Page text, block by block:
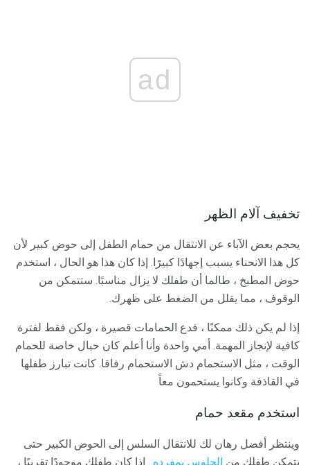
ad
تخفيف آلام الظهر
يحجم بعض الآباء عن الانتقال من حمام الطفل إلى حوض كبير لأن
كل هذا الانحناء يسبب إجهادًا كبيرًا. إذا كان هذا هو الحال ، استخدم
حوض المطبخ ، طالما أن طفلك لا يزال مناسبًا. ستتمكن من
الوقوف ، مما يقلل من الضغط على ظهرك.
إذا لم يكن ذلك ممكنًا ، فدع الحمامات قصيرة ، ولكن فقط لفترة
كافية لإنجاز المهمة. أمي واحدة وأنا أعلم كان حبال خاصة للحمام
الوقت ، مثل الاستحمام دش الاستحمام رفاقا. كانت تبارز طفلها
في القاذفة وكانوا يستحمون معاً
استخدم مقعد حمام
وينتظر أفضل رهان لك للانتقال السلس إلى الحوض الكبير حتى
يتمكن طفلك من الجلوس بمفرده . إذا كان طفلك موجودًا تقريبًا ،